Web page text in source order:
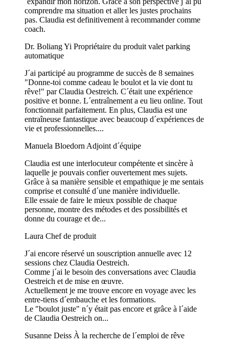
comprendre ma situation et aller les justes prochains
pas. Claudia est definitivement à recommander comme
coach.
Dr. Boliang Yi Propriétaire du produit valet parking
automatique
J´ai participé au programme de succès de 8 semaines
"Donne-toi comme cadeau le boulot et la vie dont tu
rêve!" par Claudia Oestreich. C´était une expérience
positive et bonne. L´entraînement a eu lieu online. Tout
fonctionnait parfaitement. En plus, Claudia est une
entraîneuse fantastique avec beaucoup d´expériences de
vie et professionnelles....
Manuela Bloedorn Adjoint d´équipe
Claudia est une interlocuteur compétente et sincère à
laquelle je pouvais confier ouvertement mes sujets.
Grâce à sa manière sensible et empathique je me sentais
comprise et consulté d´une manière individuelle.
Elle essaie de faire le mieux possible de chaque
personne, montre des métodes et des possibilités et
donne du courage et de...
Laura Chef de produit
J´ai encore réservé un souscription annuelle avec 12
sessions chez Claudia Oestreich.
Comme j´ai le besoin des conversations avec Claudia
Oestreich et de mise en œuvre.
Actuellement je me trouve encore en voyage avec les
entre-tiens d´embauche et les formations.
Le "boulot juste" n´y était pas encore et grâce à l´aide
de Claudia Oestreich on...
Susanne Deiss À la recherche de l´emploi de rêve